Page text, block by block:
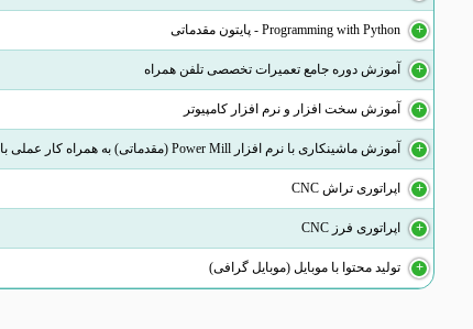
Programming with Python - پایتون مقدماتی
آموزش دوره جامع تعمیرات تخصصی تلفن همراه
آموزش سخت افزار و نرم افزار کامپیوتر
آموزش ماشینکاری با نرم افزار Power Mill (مقدماتی) به همراه کار عملی با ماشین CNC
اپراتوری تراش CNC
اپراتوری فرز CNC
تولید محتوا با موبایل (موبایل گرافی)